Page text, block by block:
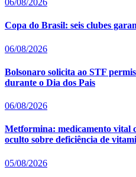
06/08/2026
Copa do Brasil: seis clubes
06/08/2026
Bolsonaro solicita ao STF
durante o Dia dos Pais
06/08/2026
Metformina: medicamento vital
oculto sobre deficiência de
05/08/2026